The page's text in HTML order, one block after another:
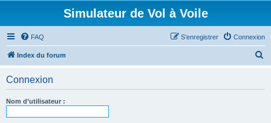
Simulateur de Vol à Voile
FAQ Connexion
S’enregistrer
Index du forum
Connexion
Nom d’utilisateur :